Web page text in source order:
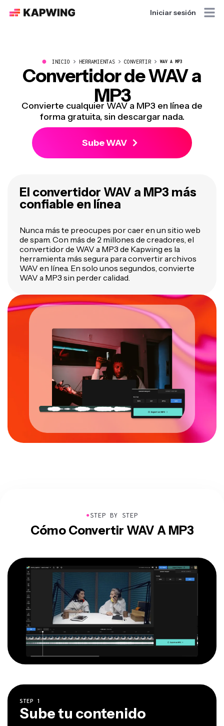
Iniciar sesión
● INICIO HERRAMIENTAS CONVERTIR WAV A MP3
Convertidor de WAV a
MP3
Convierte cualquier WAV a MP3 en línea de
forma gratuita, sin descargar nada.
Sube WAV
El convertidor WAV a MP3 más
confiable en línea
Nunca más te preocupes por caer en un sitio web
de spam. Con más de 2 millones de creadores, el
convertidor de WAV a MP3 de Kapwing es la
herramienta más segura para convertir archivos
WAV en línea. En solo unos segundos, convierte
WAV a MP3 sin perder calidad.
●STEP BY STEP
Cómo Convertir WAV A MP3
STEP 1
Sube tu contenido